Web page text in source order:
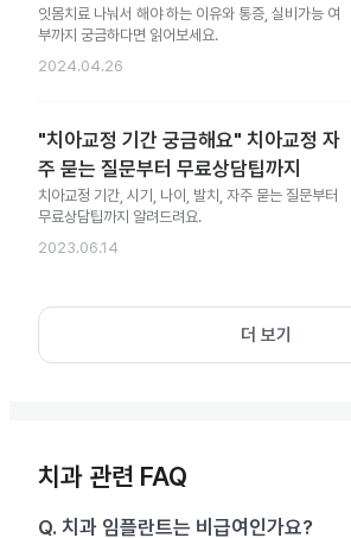
잇몸치료 나눠서 해야 하는 이유와 통증, 실비가능 여
부까지 궁금하다면 읽어보세요.
2024.04.26
"치아교정 기간 궁금해요" 치아교정 자
주 묻는 질문부터 무료상담팁까지
치아교정 기간, 시기, 나이, 발치, 자주 묻는 질문부터
무료상담팁까지 알려드려요.
2023.06.14
더 보기
치과 관련 FAQ
Q. 치과 임플란트는 비급여인가요?